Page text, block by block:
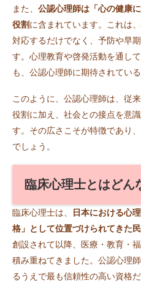
また、 公認心理師は「心の健康
役割に含まれています。これは
対応するだけでなく、予防や早
す。心理教育や啓発活動を通し
も、公認心理師に期待されてい
このように、公認心理師は、従
役割に加え、社会との接点を意
す。その広さこそが特徴であり
でしょう。
臨床心理士とはどん
臨床心理士は、
日本における心
格」として位置づけられてきた
創設されて以降、医療・教育・
積み重ねてきました。公認心理
るうえで最も信頼性の高い資格